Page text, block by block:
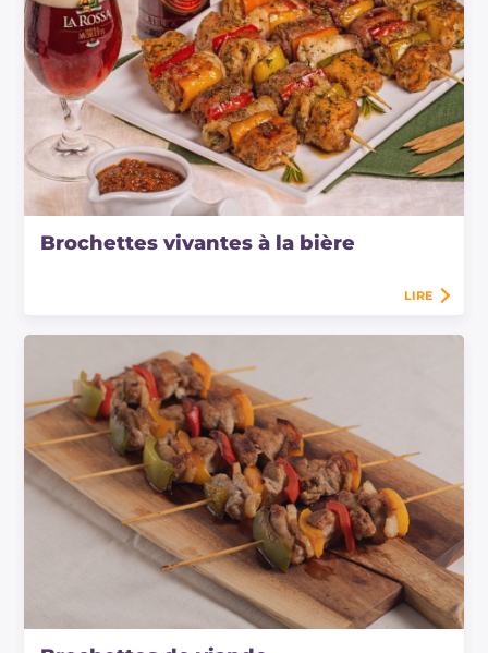
Brochettes vivantes à la bière
LIRE